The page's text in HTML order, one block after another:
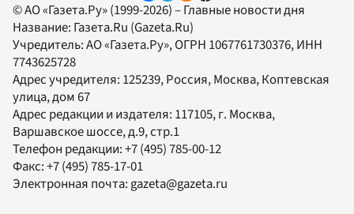
© АО «Газета.Ру» (1999-2026) – Главные новости дня
Название: Газета.Ru (Gazeta.Ru)
Учредитель:АО «Газета.Ру», ОГРН 1067761730376, ИНН
7743625728
Адрес учредителя: 125239, Россия, Москва, Коптевская
улица, дом 67
Адрес редакции и издателя: 117105, г. Москва,
Варшавское шоссе, д.9, стр.1
Телефон редакции:+7 (495) 785-00-12
Факс:+7 (495) 785-17-01
Электронная почта:gazeta@gazeta.ru